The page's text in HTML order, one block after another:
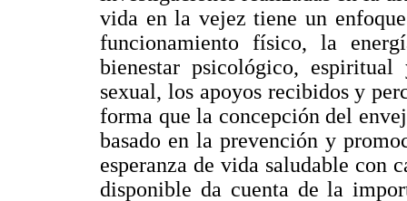
vida en la vejez tiene un
funcionamiento físico, la
bienestar psicológico,
sexual, los apoyos recibidos y
forma que la concepción del
basado en la prevención y
esperanza de vida saludable
disponible da cuenta de la